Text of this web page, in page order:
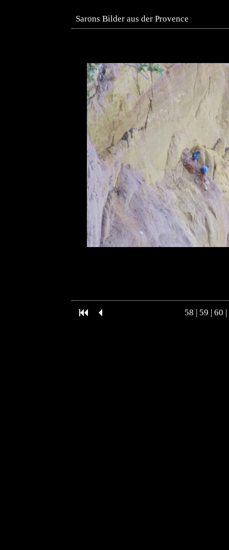
Sarons Bilder aus der Provence
58 | 59 | 60 |